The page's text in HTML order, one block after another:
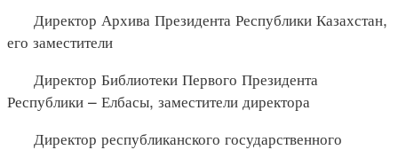
Директор Архива Президента Республики Казахстан,
его заместители
Директор Библиотеки Первого Президента
Республики – Елбасы, заместители директора
Директор республиканского государственного